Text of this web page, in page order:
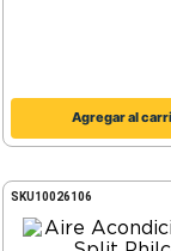
Agregar al
SKU10026106